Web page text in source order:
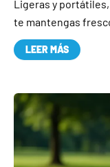
Ligeras y
te mantengas
LEER MÁS